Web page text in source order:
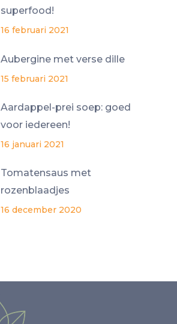
superfood!
16 februari 2021
Aubergine met verse dille
15 februari 2021
Aardappel-prei soep: goed
voor iedereen!
16 januari 2021
Tomatensaus met
rozenblaadjes
16 december 2020